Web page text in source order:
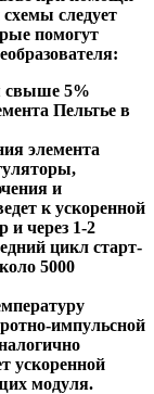
следует
помогут
свыше 5%
Пельтье в
элемента
и
к ускоренной
и через 1-2
цикл старт-
5000
импульсной
ускоренной
модуля.